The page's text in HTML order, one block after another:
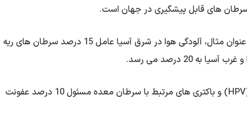
این گزارش همچنین به اختلافات منطقه ای اشاره می کند. به عنوان مثال، آلودگی هوا در شرق آسیا عامل 15 درصد سرطان های ریه
20 درصد می رسد.
از سوی دیگر، عوامل عفونی مانند ویروس پاپیلومای انسانی (HPV) و باکتری های مرتبط با سرطان معده مسئول 10 درصد عفونت